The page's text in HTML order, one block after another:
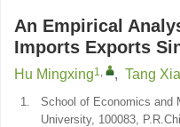
An Empirical
Imports Exports
Hu Mingxing1, , Tang
1.
School of Economics and
University, 100083,